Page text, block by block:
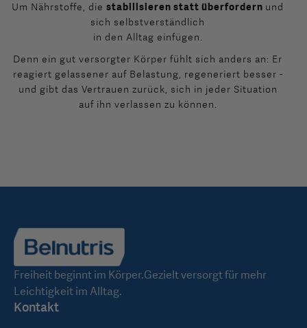
Um Nährstoffe, die stabilisieren statt überfordern und
sich selbstverständlich
in den Alltag einfügen.
Denn ein gut versorgter Körper fühlt sich anders an: Er
reagiert gelassener auf Belastung, regeneriert besser -
und gibt das Vertrauen zurück, sich in jeder Situation
auf ihn verlassen zu können.
Freiheit beginnt im Körper.Gezielt versorgt für mehr
Leichtigkeit im Alltag.
Kontakt